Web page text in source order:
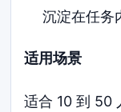
沉淀在任务
适用场景
适合 10 到 50